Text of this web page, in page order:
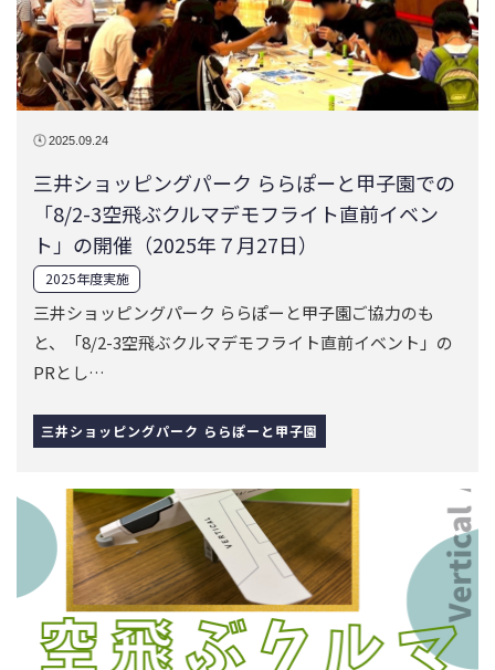
2025.09.24
三井ショッピングパーク ららぽーと甲子園での
「8/2-3空飛ぶクルマデモフライト直前イベン
ト」の開催（2025年７月27日）
2025年度実施
三井ショッピングパーク ららぽーと甲子園ご協力のも
と、「8/2-3空飛ぶクルマデモフライト直前イベント」の
PRとし…
三井ショッピングパーク ららぽーと甲子園